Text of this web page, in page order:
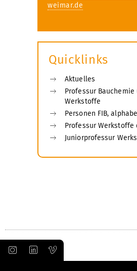
weimar.de
Quicklinks
Aktuelles
Professur Bauchemie
Werkstoffe
Personen FIB,
Professur Werkstoffe
Juniorprofessur